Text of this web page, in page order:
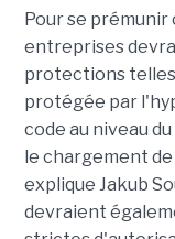
Pour se
entreprises
protections
protégée par
code au niveau
le chargement
explique Jakub
devraient